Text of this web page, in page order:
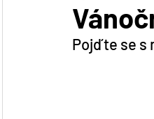
Pojďte se s